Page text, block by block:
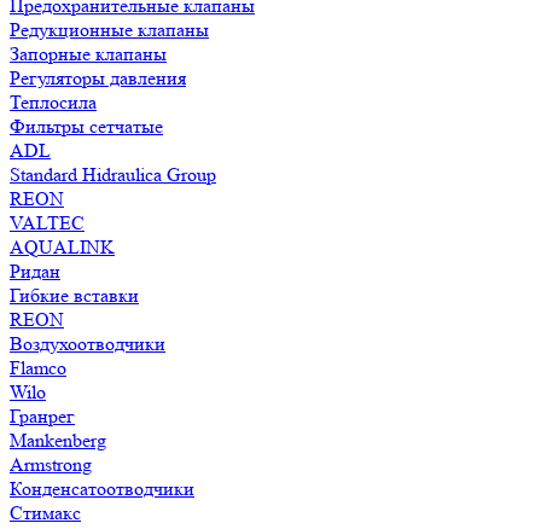
Предохранительные клапаны
Редукционные клапаны
Запорные клапаны
Регуляторы давления
Теплосила
Фильтры сетчатые
ADL
Standard Hidraulica Group
REON
VALTEC
AQUALINK
Ридан
Гибкие вставки
REON
Воздухоотводчики
Flamco
Wilo
Гранрег
Mankenberg
Armstrong
Конденсатоотводчики
Стимакс